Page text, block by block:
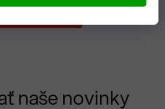
naše novinky